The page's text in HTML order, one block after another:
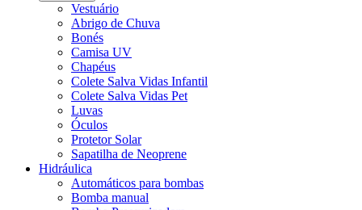
Vestuário
Abrigo de Chuva
Bonés
Camisa UV
Chapéus
Colete Salva Vidas Infantil
Colete Salva Vidas Pet
Luvas
Óculos
Protetor Solar
Sapatilha de Neoprene
Hidráulica
Automáticos para bombas
Bomba manual